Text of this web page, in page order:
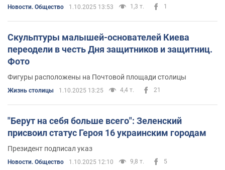
Новости. Общество 1.10.2025 13:53 1,3 т. 1
Скульптуры малышей-основателей Киева
переодели в честь Дня защитников и защитниц.
Фото
Фигуры расположены на Почтовой площади столицы
Жизнь столицы 1.10.2025 13:25 4,4 т. 21
"Берут на себя больше всего": Зеленский
присвоил статус Героя 16 украинским городам
Президент подписал указ
Новости. Общество 1.10.2025 12:10 9,8 т. 5